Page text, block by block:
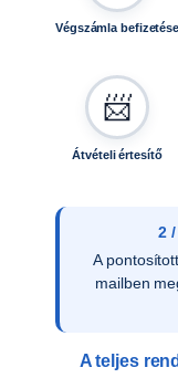
Végszámla befizetése
📨
Átvételi értesítő
2
A
mailben
A teljes